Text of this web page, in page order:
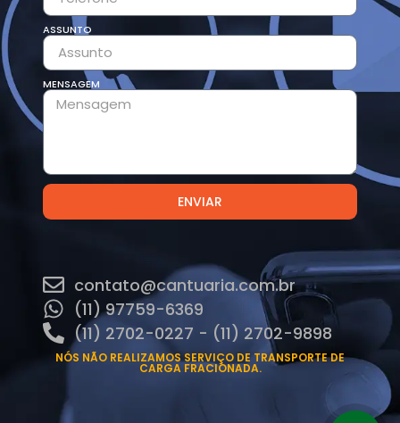
ASSUNTO
MENSAGEM
ENVIAR
contato@cantuaria.com.br
(11) 97759-6369
(11) 2702-0227 - (11) 2702-9898
NÓS NÃO REALIZAMOS SERVIÇO DE TRANSPORTE DE
CARGA FRACIONADA.